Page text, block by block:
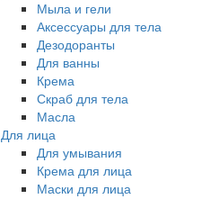
Мыла и гели
Аксессуары для тела
Дезодоранты
Для ванны
Крема
Скраб для тела
Масла
Для лица
Для умывания
Крема для лица
Маски для лица